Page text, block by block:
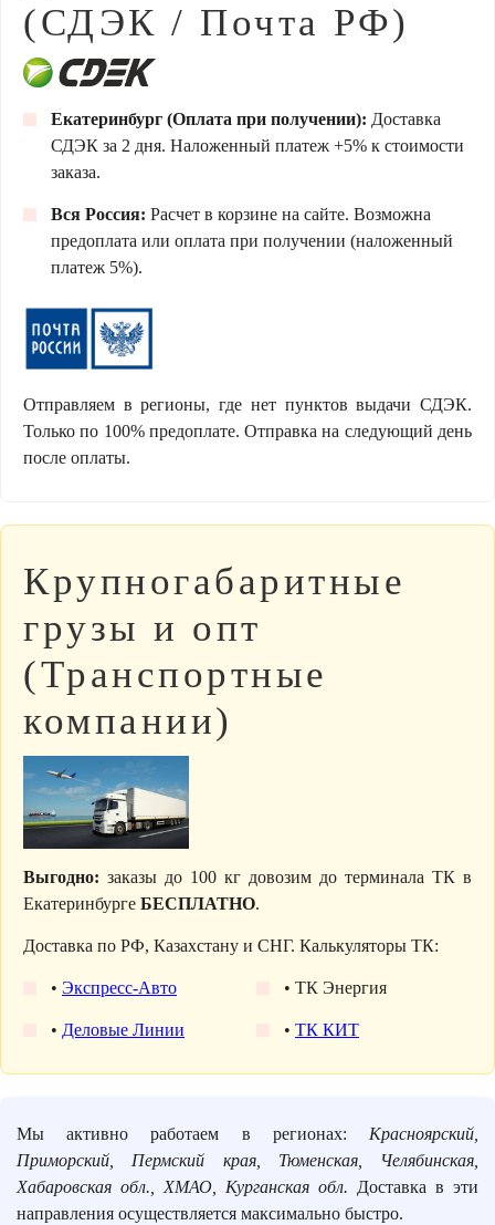
(СДЭК / Почта РФ)
Екатеринбург (Оплата при получении): Доставка
СДЭК за 2 дня. Наложенный платеж +5% к стоимости
заказа.
Вся Россия: Расчет в корзине на сайте. Возможна
предоплата или оплата при получении (наложенный
платеж 5%).
Отправляем в регионы, где нет пунктов выдачи СДЭК.
Только по 100% предоплате. Отправка на следующий день
после оплаты.
Крупногабаритные
грузы и опт
(Транспортные
компании)
Выгодно: заказы до 100 кг довозим до терминала ТК в
Екатеринбурге БЕСПЛАТНО.
Доставка по РФ, Казахстану и СНГ. Калькуляторы ТК:
• Экспресс-Авто
• Деловые Линии
• ТК Энергия
• ТК КИТ
Мы активно работаем в регионах: Красноярский,
Приморский, Пермский края, Тюменская, Челябинская,
Хабаровская обл., ХМАО, Курганская обл. Доставка в эти
направления осуществляется максимально быстро.